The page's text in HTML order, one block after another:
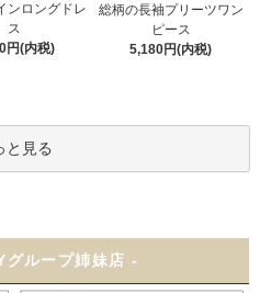
ンロングドレ
ス
円(内税)
総柄の長袖プリーツワン
ピース
5,180円(内税)
と見る
ループ姉妹店 -